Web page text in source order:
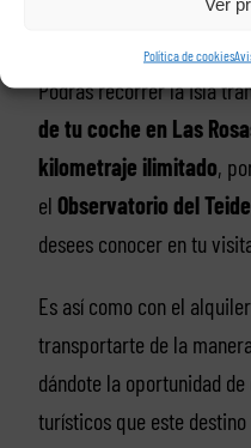
Política de cookies
Podrás recorrer la isla
de tu coche en Las
kilometraje ilimitado,
el Observatorio del
desees conocer en tu
Es así como con el
transportarte de la
dándote la oportunidad
turísticos que este